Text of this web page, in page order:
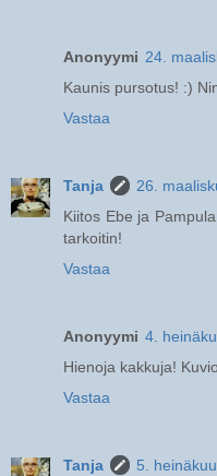
Anonyymi 24.
Kaunis pursotus! :)
Vastaa
Tanja
26.
Kiitos Ebe ja
tarkoitin!
Vastaa
Anonyymi 4.
Hienoja kakkuja!
Vastaa
Tanja
5.